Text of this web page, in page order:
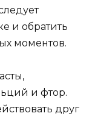
и обратить
моментов.
и фтор.
друг